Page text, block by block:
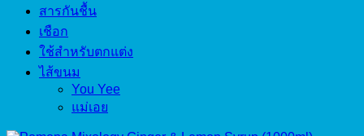
สารกันชื้น
เชือก
ใช้สำหรับตกแต่ง
ไส้ขนม
You Yee
แม่เอย